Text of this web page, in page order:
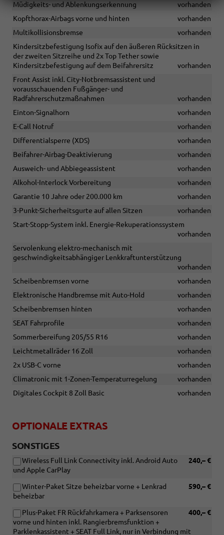
Müdigkeits- und Ablenkungserkennung
vorhanden
Kopfthorax-Airbags vorne und hinten
vorhanden
Multikollisionsbremse
vorhanden
Kindersitzbefestigung Isofix auf den äußeren Rücksitzen in
der zweiten Sitzreihe und 2x Top Tether sowie
Kindersitzbefestigung auf dem Beifahrersitz
vorhanden
Front Assist inkl. City-Notbremsassistent und
vorausschauenden Fußgänger- und
Radfahrerschutzmaßnahmen
vorhanden
Einton-Signalhorn
vorhanden
E-Call Notruf
vorhanden
Differentialsperre (XDS)
vorhanden
Beifahrer-Airbag-Deaktivierung
vorhanden
Ausweich- und Abbiegeassistent
vorhanden
Alkohol-Interlock Vorbereitung
vorhanden
Garantie 10 Jahre oder 200.000 km
vorhanden
3-Punkt-Sicherheitsgurte auf allen Sitzen
vorhanden
Start-Stopp-System inkl. Energie-Rekuperationssystem
vorhanden
Servolenkung elektro-mechanisch mit
geschwindigkeitsabhängiger Lenkkraftunterstützung
vorhanden
Scheibenbremsen vorne
vorhanden
Elektronische Handbremse mit Auto-Hold
vorhanden
Scheibenbremsen hinten
vorhanden
SEAT Fahrprofile
vorhanden
Sommerbereifung 205/55 R16
vorhanden
Leichtmetallräder 16 Zoll
vorhanden
2x USB-C vorne
vorhanden
Climatronic mit 1-Zonen-Temperaturregelung
vorhanden
Digitales Cockpit 8 Zoll Basic
vorhanden
OPTIONALE EXTRAS
SONSTIGES
240,– €
Wireless Full Link Connectivity inkl. Android Auto
und Apple CarPlay
590,– €
Winter-Paket Sitze beheizbar vorne + Lenkrad
beheizbar
400,– €
Plus-Paket FR Rückfahrkamera + Parksensoren
vorne und hinten inkl. Rangierbremsfunktion +
Parklenkassistent + SEAT Full Link, nur in Verbindung mit